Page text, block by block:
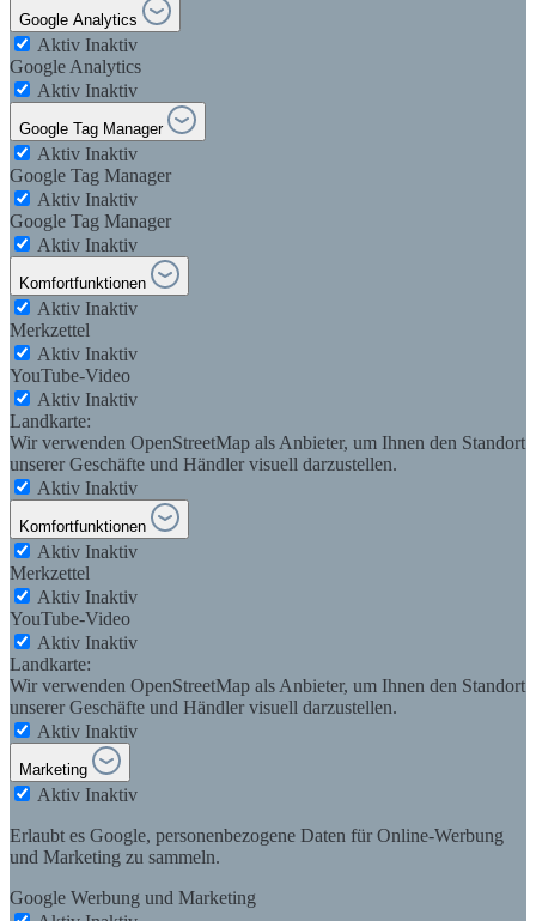
Google Analytics
Aktiv Inaktiv
Google Analytics
Aktiv Inaktiv
Google Tag Manager
Aktiv Inaktiv
Google Tag Manager
Aktiv Inaktiv
Google Tag Manager
Aktiv Inaktiv
Komfortfunktionen
Aktiv Inaktiv
Merkzettel
Aktiv Inaktiv
YouTube-Video
Aktiv Inaktiv
Landkarte:
Wir verwenden OpenStreetMap als Anbieter, um Ihnen den Standort
unserer Geschäfte und Händler visuell darzustellen.
Aktiv Inaktiv
Komfortfunktionen
Aktiv Inaktiv
Merkzettel
Aktiv Inaktiv
YouTube-Video
Aktiv Inaktiv
Landkarte:
Wir verwenden OpenStreetMap als Anbieter, um Ihnen den Standort
unserer Geschäfte und Händler visuell darzustellen.
Aktiv Inaktiv
Marketing
Aktiv Inaktiv
Erlaubt es Google, personenbezogene Daten für Online-Werbung
und Marketing zu sammeln.
Google Werbung und Marketing